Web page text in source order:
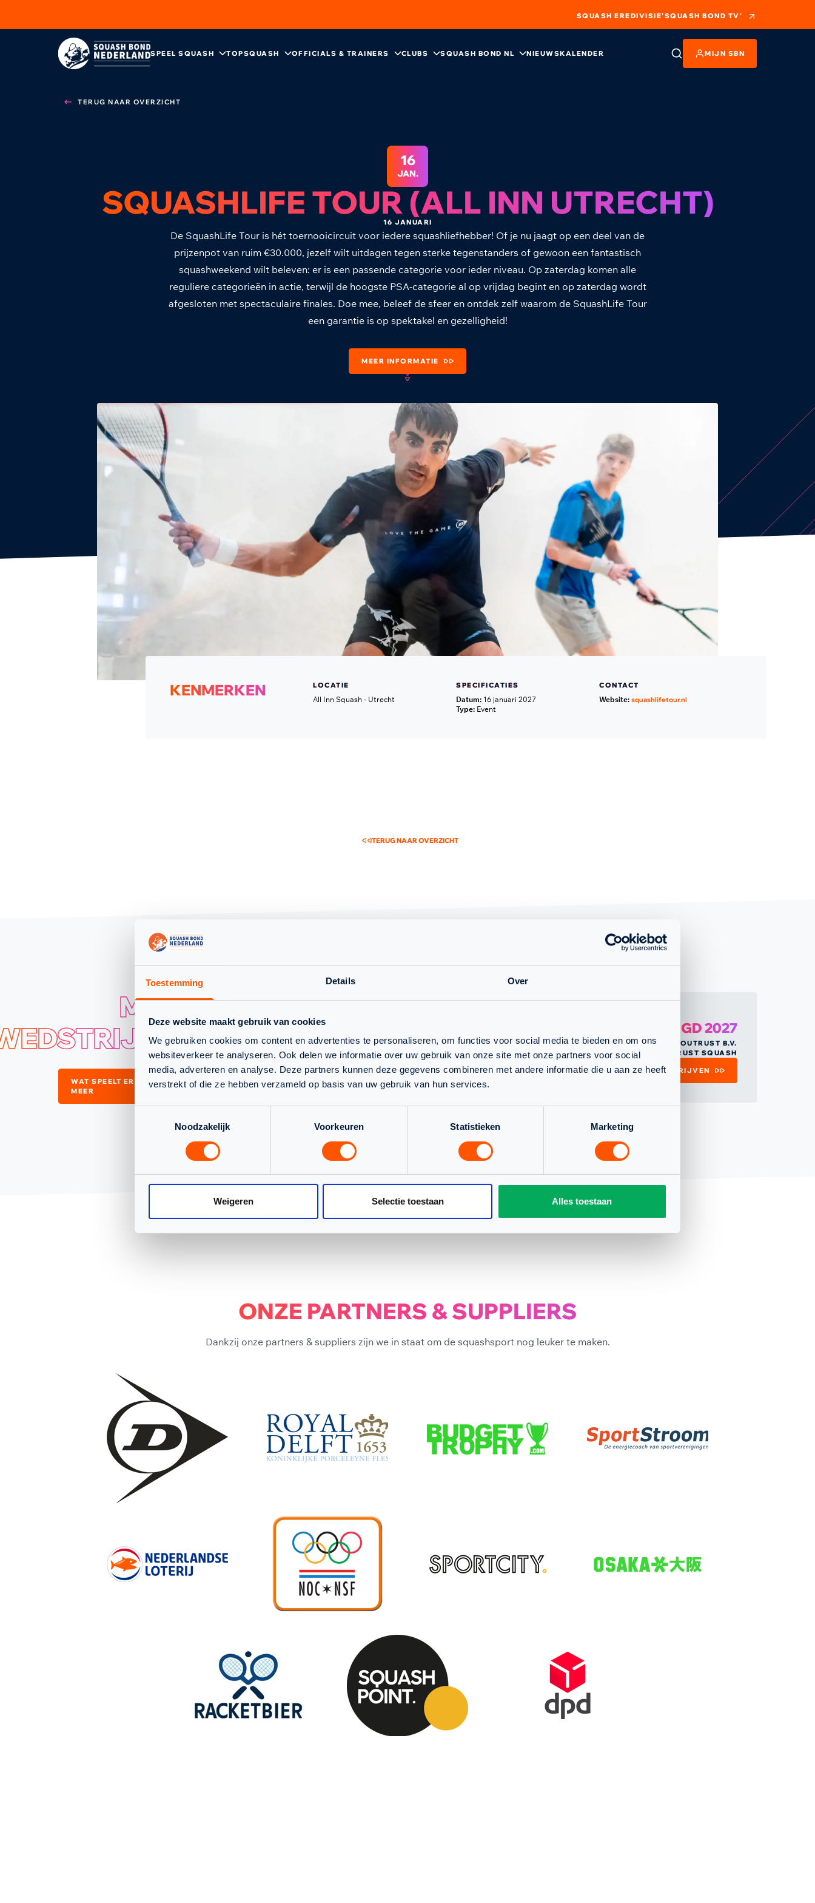
Toestemming Details Over
Deze website maakt gebruik van cookies
We gebruiken cookies om content en advertenties te personaliseren, om functies voor social media te bieden en om ons
websiteverkeer te analyseren. Ook delen we informatie over uw gebruik van onze site met onze partners voor social
media, adverteren en analyse. Deze partners kunnen deze gegevens combineren met andere informatie die u aan ze heeft
verstrekt of die ze hebben verzameld op basis van uw gebruik van hun services.
Noodzakelijk
Voorkeuren Statistieken Marketing
Weigeren Selectie toestaan Alles toestaan
SQUASH EREDIVISIE'SQUASH BOND TV'
SPEEL SQUASH TOPSQUASH OFFICIALS & TRAINERS CLUBS SQUASH BOND NL NIEUWSKALENDER MIJN SBN
TERUG NAAR OVERZICHT
16
JAN.
SQUASHLIFE TOUR (ALL INN UTRECHT)
16 JANUARI
De SquashLife Tour is hét toernooicircuit voor iedere squashliefhebber! Of je nu jaagt op een deel van de
prijzenpot van ruim €30.000, jezelf wilt uitdagen tegen sterke tegenstanders of gewoon een fantastisch
squashweekend wilt beleven: er is een passende categorie voor ieder niveau. Op zaterdag komen alle
reguliere categorieën in actie, terwijl de hoogste PSA-categorie al op vrijdag begint en op zaterdag wordt
afgesloten met spectaculaire finales. Doe mee, beleef de sfeer en ontdek zelf waarom de SquashLife Tour
een garantie is op spektakel en gezelligheid!
MEER INFORMATIE
KENMERKEN LOCATIE
All Inn Squash - Utrecht
SPECIFICATIES
Datum: 16 januari 2027
Type: Event
CONTACT
Website: squashlifetour.nl
TERUG NAAR OVERZICHT
MEER
WAT SPEELT ER NOG
MEER
04
FEB. FRANS OTTEN STADION
MEER INFORMATIE INSCHRIJVEN
JAN.
NK JEUGD 2027
SQUASH HOUTRUST B.V.
HOUTRUST SQUASH
MEER INFORMATIE INSCHRIJVEN
ONZE PARTNERS & SUPPLIERS
Dankzij onze partners & suppliers zijn we in staat om de squashsport nog leuker te maken.